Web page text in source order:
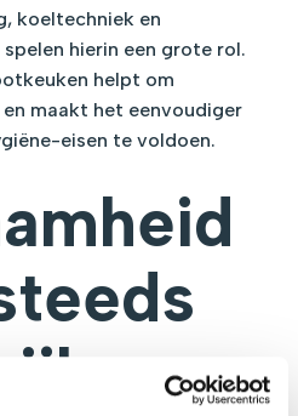
koeltechniek en
hierin een grote rol.
helpt om
maakt het eenvoudiger
eisen te voldoen.